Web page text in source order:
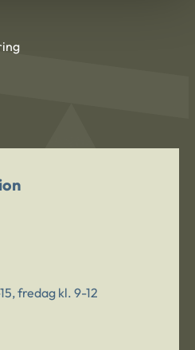
fredag kl. 9-12